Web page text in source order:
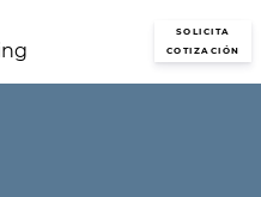
SOLICITA
COTIZACIÓN